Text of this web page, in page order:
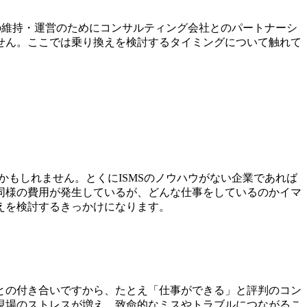
持・運営のためにコンサルティング会社とのパートナーシ
。ここでは乗り換えを検討するタイミングについて触れて
しれません。とくにISMSのノウハウがない企業であれば
の費用が発生しているが、どんな仕事をしているのかイマ
検討するきっかけになります。
付き合いですから、たとえ「仕事ができる」と評判のコン
のストレスが増え、致命的なミスやトラブルにつながるこ